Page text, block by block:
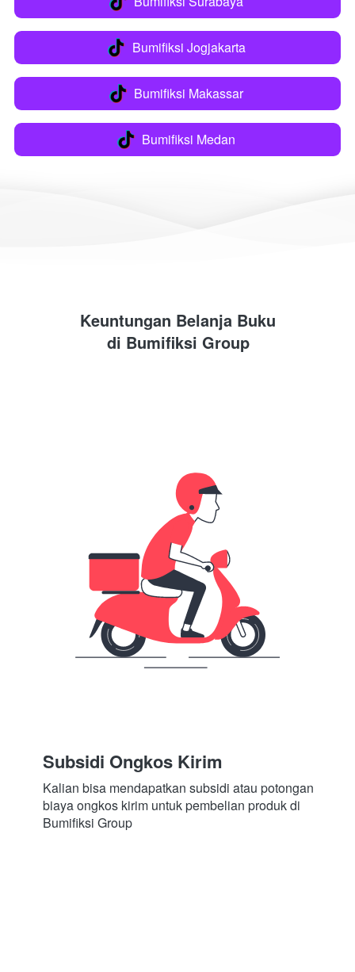
` Bumifiksi Jogjakarta
` Bumifiksi Makassar
` Bumifiksi Medan
Keuntungan Belanja Buku
di Bumifiksi Group
Subsidi Ongkos Kirim
Kalian bisa mendapatkan subsidi atau potongan
biaya ongkos kirim untuk pembelian produk di
Bumifiksi Group